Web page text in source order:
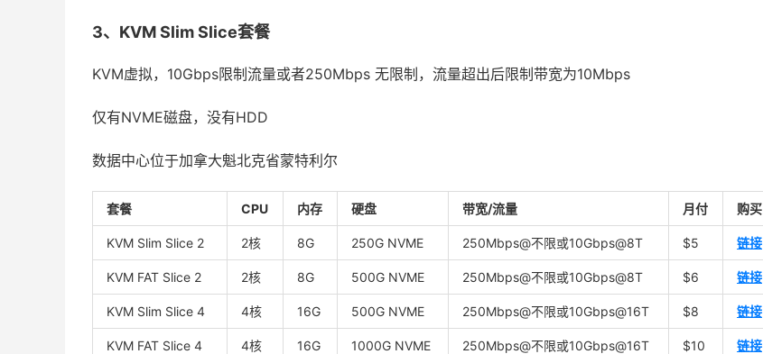
3、KVM Slim Slice套餐
KVM虚拟，10Gbps限制流量或者250Mbps 无限制，流量超出后限制带宽为10Mbps
仅有NVME磁盘，没有HDD
数据中心位于加拿大魁北克省蒙特利尔
套餐 CPU 内存 硬盘 带宽/流量 月付 购买
KVM Slim Slice 2 2核 8G 250G NVME 250Mbps@不限或10Gbps@8T $5 链接
KVM FAT Slice 2 2核 8G 500G NVME 250Mbps@不限或10Gbps@8T $6 链接
KVM Slim Slice 4 4核 16G 500G NVME 250Mbps@不限或10Gbps@16T $8 链接
KVM FAT Slice 4 4核 16G 1000G NVME 250Mbps@不限或10Gbps@16T $10 链接